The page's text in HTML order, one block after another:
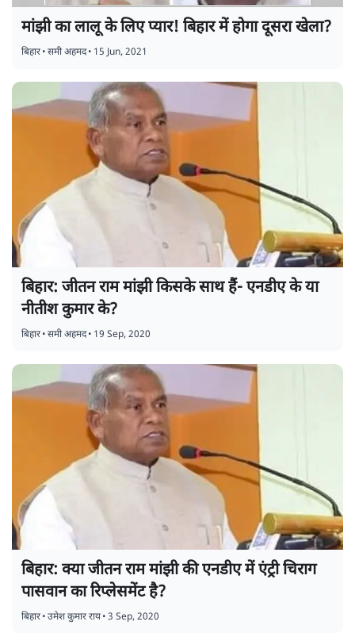
मांझी का लालू के लिए प्यार! बिहार में होगा दूसरा खेला?
बिहार•समी अहमद• 15 Jun, 2021
बिहार: जीतन राम मांझी किसके साथ हैं- एनडीए के या
नीतीश कुमार के?
बिहार•समी अहमद• 19 Sep, 2020
बिहार: क्या जीतन राम मांझी की एनडीए में एंट्री चिराग
पासवान का रिप्लेसमेंट है?
बिहार•उमेश कुमार राय•3 Sep, 2020